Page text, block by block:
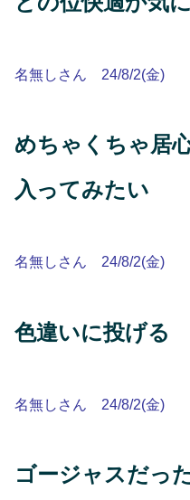
名無しさん 24/8/2(金)
めちゃくちゃ居
入ってみたい
名無しさん 24/8/2(金)
色違いに投げる
名無しさん 24/8/2(金)
ゴージャスだっ